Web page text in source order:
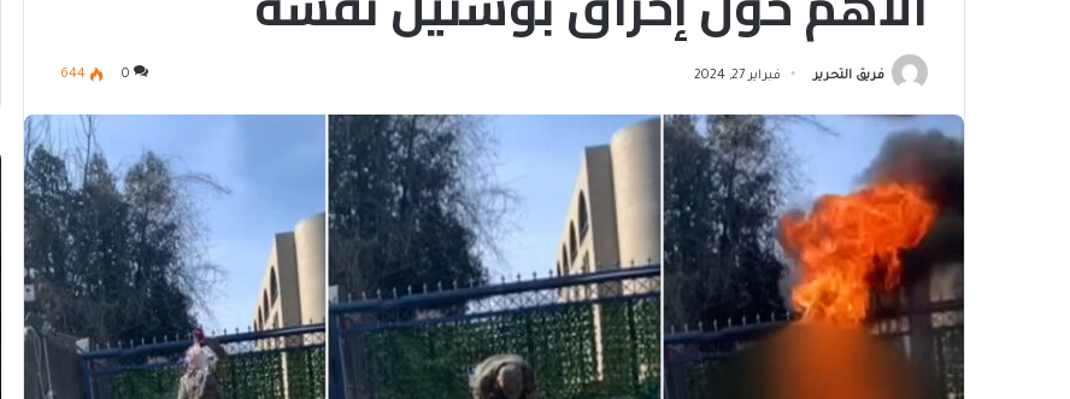
فريق التحرير فبراير 27, 2024 0
644